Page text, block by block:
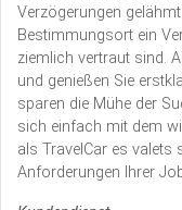
Verzögerungen
Bestimmungsort ein
ziemlich vertraut sind.
und genießen Sie
sparen die Mühe der
sich einfach mit dem
als TravelCar es valets
Anforderungen Ihrer